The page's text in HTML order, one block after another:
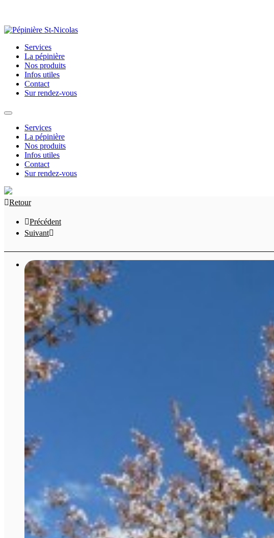
Services
La pépinière
Nos produits
Infos utiles
Contact
Sur rendez-vous
Services
La pépinière
Nos produits
Infos utiles
Contact
Sur rendez-vous
Retour
Précédent
Suivant